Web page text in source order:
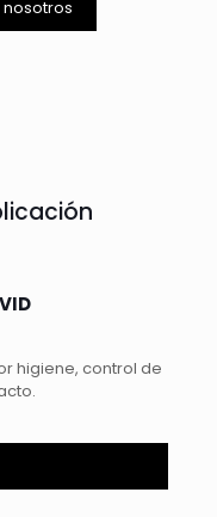
higiene, control de